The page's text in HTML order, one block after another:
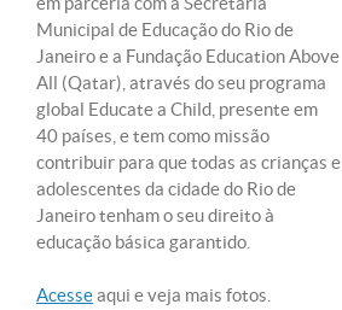
Municipal de Educação do Rio de
Janeiro e a Fundação Education Above
All (Qatar), através do seu programa
global Educate a Child, presente em
40 países, e tem como missão
contribuir para que todas as crianças e
adolescentes da cidade do Rio de
Janeiro tenham o seu direito à
educação básica garantido.
Acesseaqui e veja mais fotos.